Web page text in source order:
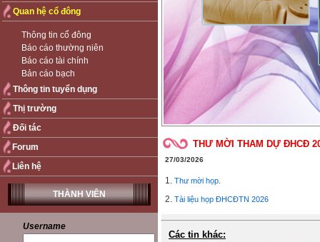
Quan hệ cổ đông
Thông tin cổ đông
Báo cáo thường niên
Báo cáo tài chính
Bản cáo bạch
Thông tin tuyển dụng
Thị trường
Đối tác
Forum
Liên hệ
THÀNH VIÊN
Username
THƯ MỜI THAM DỰ ĐHCĐ
27/03/2026
1. Thư mời họp.
2. Tài liệu họp ĐHCĐTN 2026
Các tin khác: